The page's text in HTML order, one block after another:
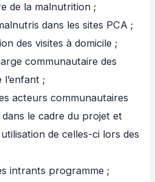
de la malnutrition ;
dans les sites PCA ;
des visites à domicile ;
communautaire des
;
acteurs communautaires
le cadre du projet et
de celles-ci lors des
intrants programme ;